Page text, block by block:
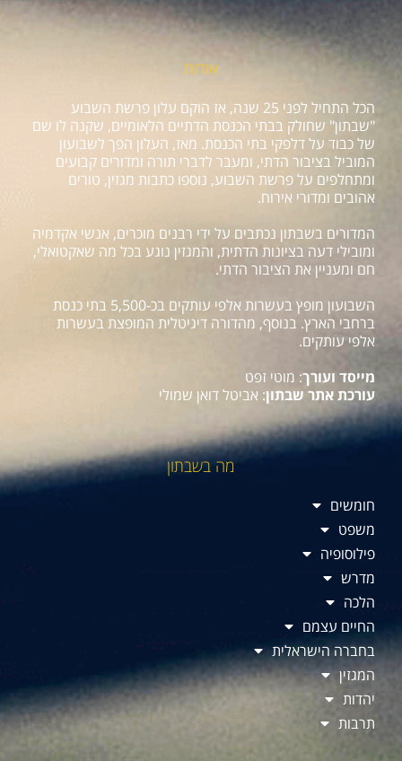
אודות
הכל התחיל לפני 25 שנה, אז הוקם עלון פרשת השבוע
"שבתון" שחולק בבתי הכנסת הדתיים הלאומיים, שקנה לו שם
של כבוד על דלפקי בתי הכנסת. מאז, העלון הפך לשבועון
המוביל בציבור הדתי, ומעבר לדברי תורה ומדורים קבועים
ומתחלפים על פרשת השבוע, נוספו כתבות מגזין, טורים
אהובים ומדורי אירוח.
המדורים בשבתון נכתבים על ידי רבנים מוכרים, אנשי אקדמיה
ומובילי דעה בציונות הדתית, והמגזין נוגע בכל מה שאקטואלי,
חם ומעניין את הציבור הדתי.
השבועון מופץ בעשרות אלפי עותקים בכ-5,500 בתי כנסת
ברחבי הארץ. בנוסף, מהדורה דיגיטלית המופצת בעשרות
אלפי עותקים.
מייסד ועורך: מוטי זפט
עורכת אתר שבתון: אביטל דואן שמולי
מה בשבתון
חומשים
משפט
פילוסופיה
מדרש
הלכה
החיים עצמם
בחברה הישראלית
המגזין
יהדות
תרבות